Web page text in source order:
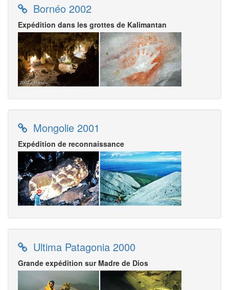
Bornéo 2002
Expédition dans les grottes de Kalimantan
Mongolie 2001
Expédition de reconnaissance
Ultima Patagonia 2000
Grande expédition sur Madre de Dios